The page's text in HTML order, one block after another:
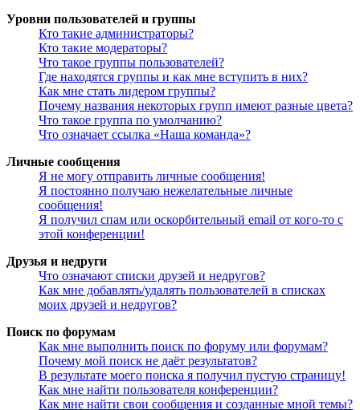
Уровни пользователей и группы
Кто такие администраторы?
Кто такие модераторы?
Что такое группы пользователей?
Где находятся группы и как мне вступить в них?
Как мне стать лидером группы?
Почему названия некоторых групп имеют разные цвета?
Что такое группа по умолчанию?
Что означает ссылка «Наша команда»?
Личные сообщения
Я не могу отправить личные сообщения!
Я постоянно получаю нежелательные личные
сообщения!
Я получил спам или оскорбительный email от кого-то с
этой конференции!
Друзья и недруги
Что означают списки друзей и недругов?
Как мне добавлять/удалять пользователей в списках
моих друзей и недругов?
Поиск по форумам
Как мне выполнить поиск по форуму или форумам?
Почему мой поиск не даёт результатов?
В результате моего поиска я получил пустую страницу!
Как мне найти пользователя конференции?
Как мне найти свои сообщения и созданные мной темы?